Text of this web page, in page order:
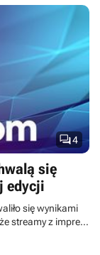
4
się
edycji
się wynikami
streamy z imprezy
podano datę